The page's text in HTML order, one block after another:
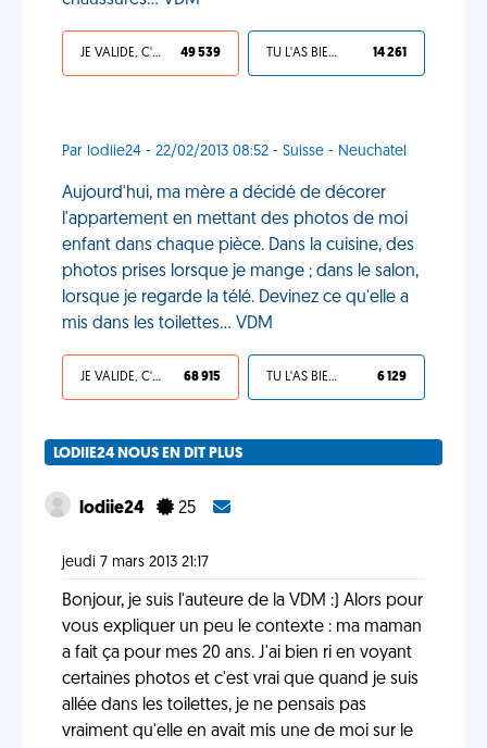
JE VALIDE, C'EST UNE VDM 49 539 TU L'AS BIEN MÉRITÉ 14 261
Par lodiie24 - 22/02/2013 08:52 - Suisse - Neuchatel
Aujourd'hui, ma mère a décidé de décorer
l'appartement en mettant des photos de moi
enfant dans chaque pièce. Dans la cuisine, des
photos prises lorsque je mange ; dans le salon,
lorsque je regarde la télé. Devinez ce qu'elle a
mis dans les toilettes... VDM
JE VALIDE, C'EST UNE VDM 68 915 TU L'AS BIEN MÉRITÉ 6 129
LODIIE24 NOUS EN DIT PLUS
lodiie24 25
jeudi 7 mars 2013 21:17
Bonjour, je suis l'auteure de la VDM :) Alors pour
vous expliquer un peu le contexte : ma maman
a fait ça pour mes 20 ans. J'ai bien ri en voyant
certaines photos et c'est vrai que quand je suis
allée dans les toilettes, je ne pensais pas
vraiment qu'elle en avait mis une de moi sur le